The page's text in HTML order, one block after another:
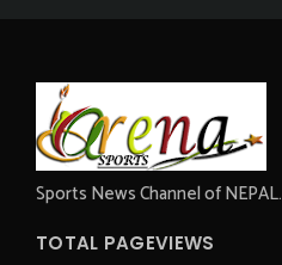
Sports News Channel of NEPAL.
TOTAL PAGEVIEWS